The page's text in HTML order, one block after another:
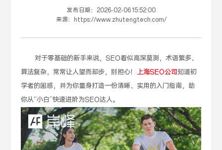
发布日期：
2026-02-06 15:52:00
来源：
https://www.zhutengtech.com/
对于零基础的新手来说，SEO看似高深莫测，术语繁多、
算法复杂，常常让人望而却步，别担心！ 上海SEO公司知道初
学者的困惑，并为你量身打造一份清晰、实用的入门指南，助
你从“小白”快速进阶为SEO达人。